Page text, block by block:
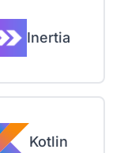
Inertia
Kotlin